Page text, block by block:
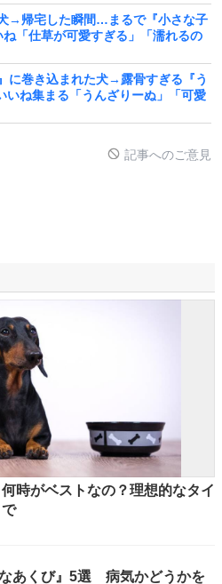
→帰宅した瞬間…まるで『小さな子
「仕草が可愛すぎる」「濡れるの
に巻き込まれた犬→露骨すぎる『う
いね集まる「うんざりーぬ」「可愛
記事へのご意見
時がベストなの？理想的なタイ
あくび』5選 病気かどうかを